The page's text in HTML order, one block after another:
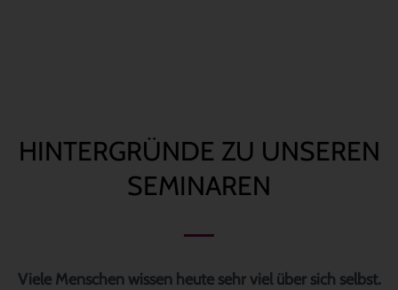
HINTERGRÜNDE ZU UNSEREN
SEMINAREN
Viele Menschen wissen heute sehr viel über sich selbst.